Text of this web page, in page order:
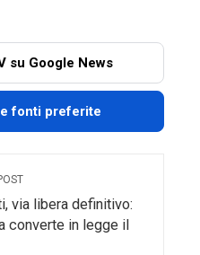
su Google News
fonti preferite
via libera definitivo:
converte in legge il